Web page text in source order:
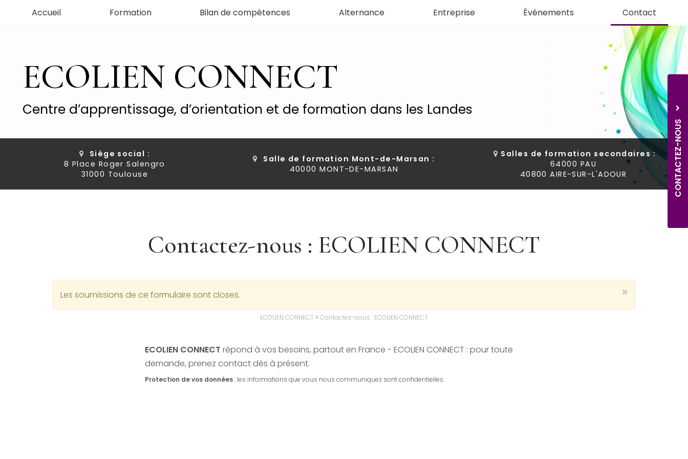
Accueil Formation Bilan de compétences Alternance Entreprise Événements Contact
ECOLIEN CONNECT
Centre d’apprentissage, d’orientation et de formation dans les Landes
Siège social :
8 Place Roger Salengro
31000 Toulouse
Salle de formation Mont-de-Marsan :
40000 MONT-DE-MARSAN
Salles de formation secondaires :
64000 PAU
40800 AIRE-SUR-L'ADOUR
Contactez-nous : ECOLIEN CONNECT
×
Message
Les soumissions de ce formulaire sont closes.
ECOLIEN CONNECT > Contactez-nous : ECOLIEN CONNECT
ECOLIEN CONNECT répond à vos besoins, partout en France - ECOLIEN CONNECT : pour toute
demande, prenez contact dès à présent.
Protection de vos données: les informations que vous nous communiquez sont confidentielles.
CONTACTEZ-NOUS